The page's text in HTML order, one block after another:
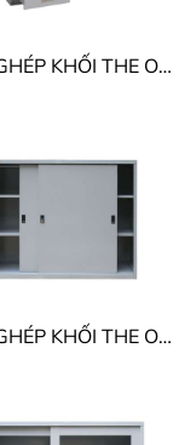
TỦ SẮT GHÉP KHỐI THE ONE TU88-7D
TỦ SẮT GHÉP KHỐI THE ONE TU118S